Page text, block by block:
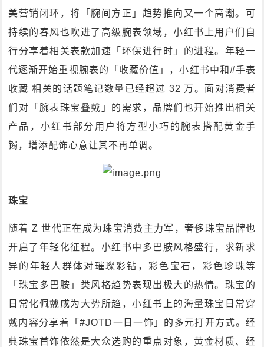
美营销闭环，将「腕间方正」趋势推向又一个高潮。可
持续的春风也吹进了高级腕表领域，小红书上用户们自
行分享着相关表款加速「环保进行时」的进程。年轻一
代逐渐开始重视腕表的「收藏价值」，小红书中和#手表
收藏 相关的话题笔记数量已经超过 32 万。面对消费者
们对「腕表珠宝叠戴」的需求，品牌们也开始推出相关
产品，小红书部分用户将方型小巧的腕表搭配黄金手
镯，增添配饰心意让其不再单调。
珠宝
随着 Z 世代正在成为珠宝消费主力军，奢侈珠宝品牌也
开启了年轻化征程。小红书中多巴胺风格盛行，求新求
异的年轻人群体对璀璨彩钻，彩色宝石，彩色珍珠等
「珠宝多巴胺」类风格趋势表现出极大的热情。珠宝的
日常化佩戴成为大势所趋，小红书上的海量珠宝日常穿
戴内容分享着「#JOTD一日一饰」的多元打开方式。经
典珠宝首饰依然是大众选购的重点对象，黄金材质、经